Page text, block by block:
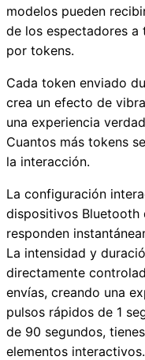
modelos pueden
de los espectadores a
por tokens.
Cada token enviado
crea un efecto de
una experiencia
Cuantos más tokens
la interacción.
La configuración
dispositivos Bluetooth
responden
La intensidad y
directamente
envías, creando una
pulsos rápidos de 1
de 90 segundos,
elementos